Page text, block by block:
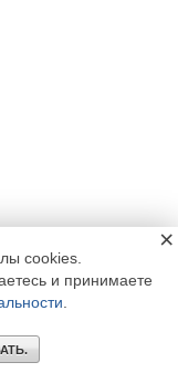
cookies.
и принимаете
×